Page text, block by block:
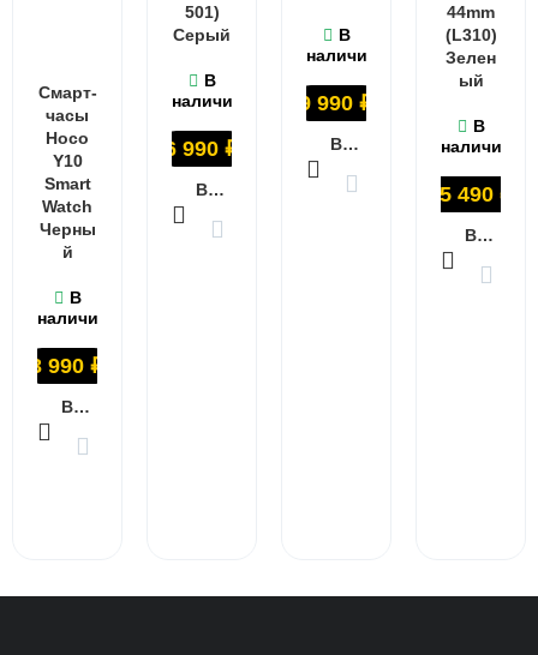
Смарт-
часы
Hoco
Y10
Smart
Watch
Черны
й
В
наличии
3 990 ₽
В КОРЗИНУ
501)
Серый
В
наличии
6 990 ₽
В КОРЗИНУ
В
наличии
9 990 ₽
В КОРЗИНУ
44mm
(L310)
Зелен
ый
В
наличии
15 490 ₽
В КОРЗИНУ